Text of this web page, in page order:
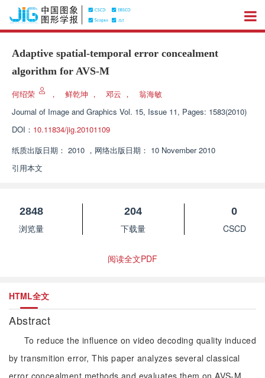
Adaptive spatial-temporal error concealment
algorithm for AVS-M
何绍荣 ， 鲜乾坤 ， 邓云 ，
翁海敏
Journal of Image and Graphics Vol. 15, Issue 11, Pages: 1583(2010)
DOI： 10.11834/jig.20101109
纸质出版日期： 2010 ， 网络出版日期： 10 November 2010
引用本文
2848
浏览量
204
下载量
0
CSCD
阅读全文PDF
HTML全文
Abstract
To reduce the influence on video decoding quality induced
by transmition error, This paper analyzes several classical
error concealment methods and evaluates them on AVS-M.